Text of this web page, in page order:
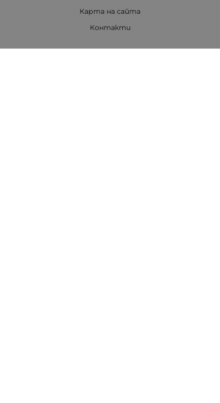
Карта на сайта
Контакти